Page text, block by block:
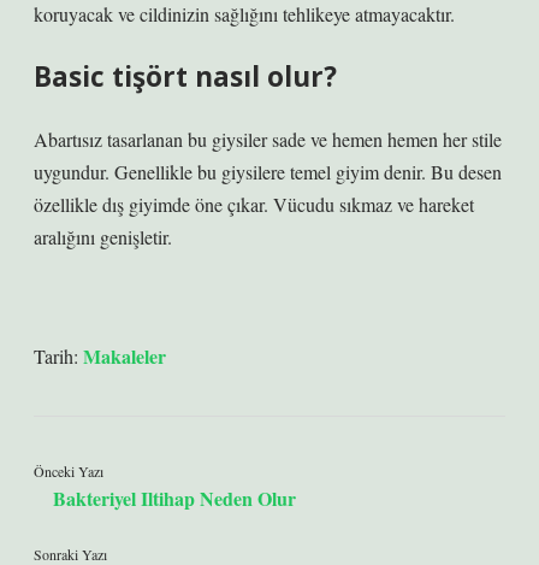
koruyacak ve cildinizin sağlığını tehlikeye atmayacaktır.
Basic tişört nasıl olur?
Abartısız tasarlanan bu giysiler sade ve hemen hemen her stile
uygundur. Genellikle bu giysilere temel giyim denir. Bu desen
özellikle dış giyimde öne çıkar. Vücudu sıkmaz ve hareket
aralığını genişletir.
Tarih: Makaleler
Önceki Yazı
Bakteriyel Iltihap Neden Olur
Sonraki Yazı